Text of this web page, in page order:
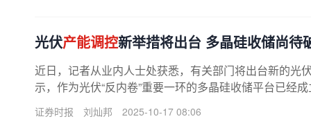
光伏产能调控新举措将出台 多晶硅收储尚待
近日，记者从业内人士处获悉，有关部门将出台新的光
示，作为光伏“反内卷”重要一环的多晶硅收储平台已经
一位硅料厂商人士向记者透露，潜在...
证券时报 刘灿邦 2025-10-17 08:06